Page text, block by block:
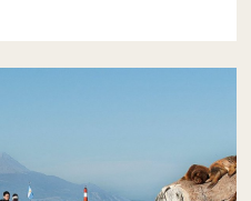
local en nuestro
Alicia, donde
hacia la Isla
es posible avistar a
hasta el